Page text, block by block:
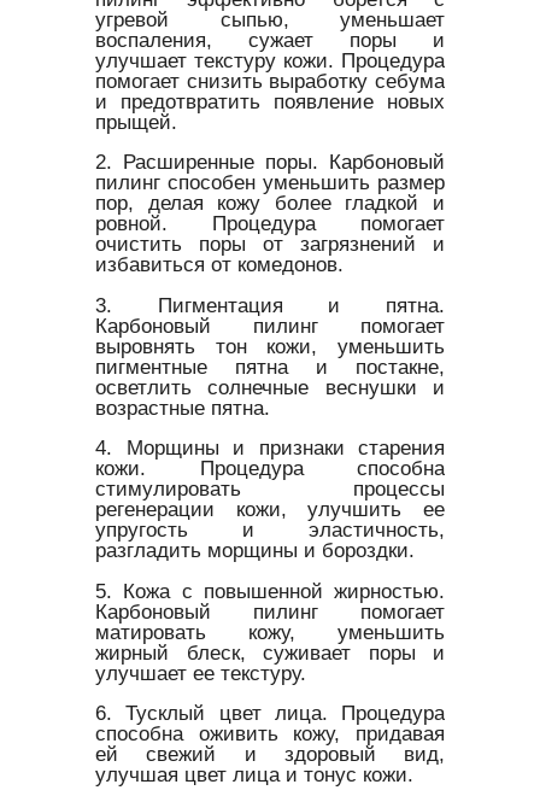
угревой сыпью, уменьшает
воспаления, сужает поры и
улучшает текстуру кожи. Процедура
помогает снизить выработку себума
и предотвратить появление новых
прыщей.
2. Расширенные поры. Карбоновый
пилинг способен уменьшить размер
пор, делая кожу более гладкой и
ровной. Процедура помогает
очистить поры от загрязнений и
избавиться от комедонов.
3. Пигментация и пятна.
Карбоновый пилинг помогает
выровнять тон кожи, уменьшить
пигментные пятна и постакне,
осветлить солнечные веснушки и
возрастные пятна.
4. Морщины и признаки старения
кожи. Процедура способна
стимулировать процессы
регенерации кожи, улучшить ее
упругость и эластичность,
разгладить морщины и бороздки.
5. Кожа с повышенной жирностью.
Карбоновый пилинг помогает
матировать кожу, уменьшить
жирный блеск, суживает поры и
улучшает ее текстуру.
6. Тусклый цвет лица. Процедура
способна оживить кожу, придавая
ей свежий и здоровый вид,
улучшая цвет лица и тонус кожи.